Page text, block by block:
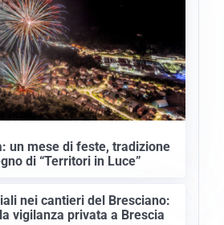
un mese di feste, tradizione
di “Territori in Luce”
nei cantieri del Bresciano:
vigilanza privata a Brescia